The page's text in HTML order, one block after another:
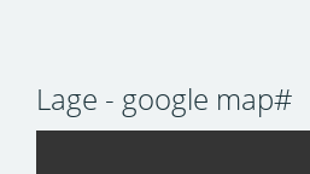
Lage - google map#